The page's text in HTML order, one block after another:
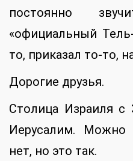
постоянно
«официальный
то, приказал то-то,
Дорогие друзья.
Столица Израиля
Иерусалим. Можно
нет, но это так.